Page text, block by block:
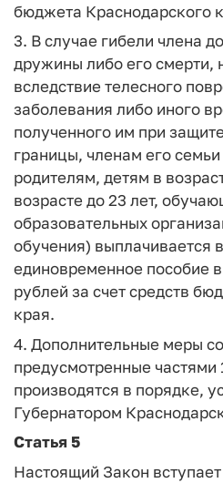
бюджета Краснодарского
3. В случае гибели члена
дружины либо его смерти,
вследствие телесного
заболевания либо иного
полученного им при
границы, членам его
родителям, детям в
возрасте до 23 лет,
образовательных
обучения) выплачивается
единовременное пособие
рублей за счет средств
края.
4. Дополнительные меры
предусмотренные частями
производятся в порядке,
Губернатором
Статья 5
Настоящий Закон